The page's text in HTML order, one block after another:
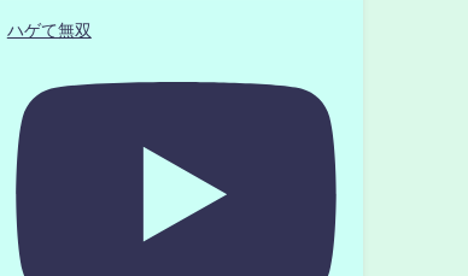
ハゲて無双